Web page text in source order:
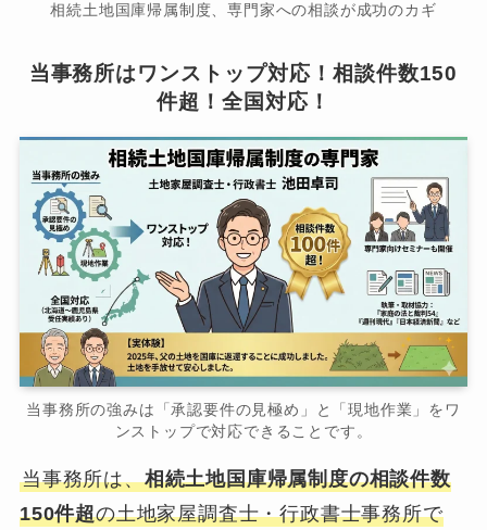
相続土地国庫帰属制度、専門家への相談が成功のカギ
当事務所はワンストップ対応！相談件数150
件超！全国対応！
当事務所の強みは「承認要件の見極め」と「現地作業」をワ
ンストップで対応できることです。
当事務所は、相続土地国庫帰属制度の相談件数
150件超の土地家屋調査士・行政書士事務所で